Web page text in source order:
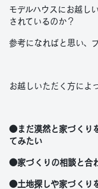
モデルハウスにお越し
されているのか？
参考になればと思い、
お越しいただく方によ
●まだ漠然と家づくり
てみたい
●家づくりの相談と合
●土地探しや家づくり